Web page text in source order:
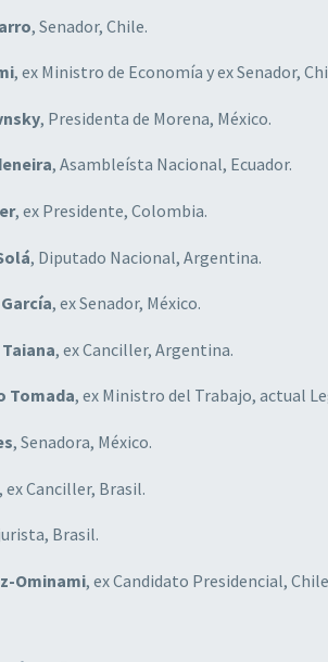
, Senador, Chile.
, ex Ministro de Economía y ex Senador,
, Presidenta de Morena, México.
, Asambleísta Nacional, Ecuador.
, ex Presidente, Colombia.
, Diputado Nacional, Argentina.
, ex Senador, México.
, ex Canciller, Argentina.
Tomada, ex Ministro del Trabajo, actual
, Senadora, México.
, ex Canciller, Brasil.
Brasil.
Ominami, ex Candidato Presidencial,